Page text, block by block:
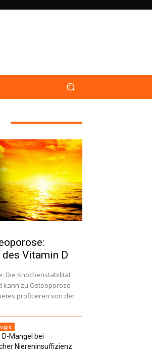
Vitamin D
Die Knochenstabilität
kann zu Osteoporose
profitieren von der
Mangel bei
Niereninsuffizienz